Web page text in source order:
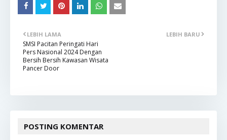
LEBIH BARU
LEBIH LAMA
SMSI Pacitan Peringati Hari
Pers Nasional 2024 Dengan
Bersih Bersih Kawasan Wisata
Pancer Door
POSTING KOMENTAR